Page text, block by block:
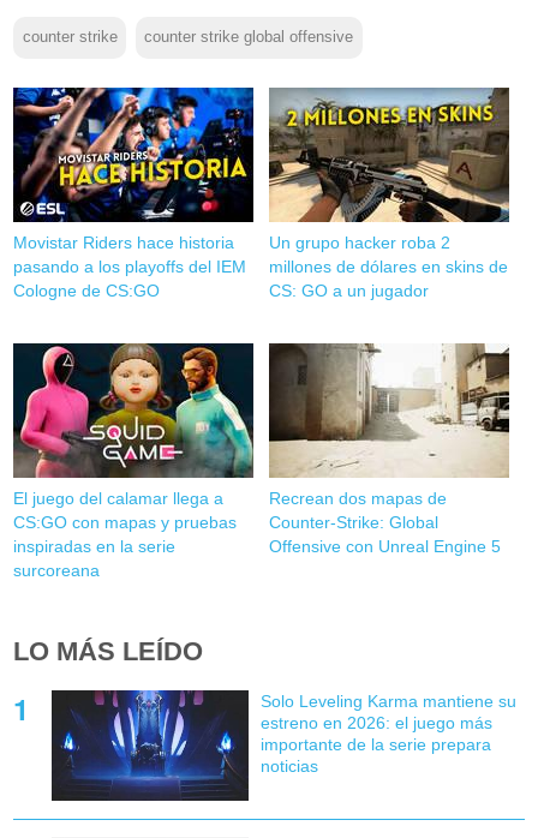
counter strike counter strike global offensive
Movistar Riders hace historia
pasando a los playoffs del IEM
Cologne de CS:GO
Un grupo hacker roba 2
millones de dólares en skins de
CS: GO a un jugador
El juego del calamar llega a
CS:GO con mapas y pruebas
inspiradas en la serie
surcoreana
Recrean dos mapas de
Counter-Strike: Global
Offensive con Unreal Engine 5
LO MÁS LEÍDO
Solo Leveling Karma mantiene su
estreno en 2026: el juego más
importante de la serie prepara
noticias